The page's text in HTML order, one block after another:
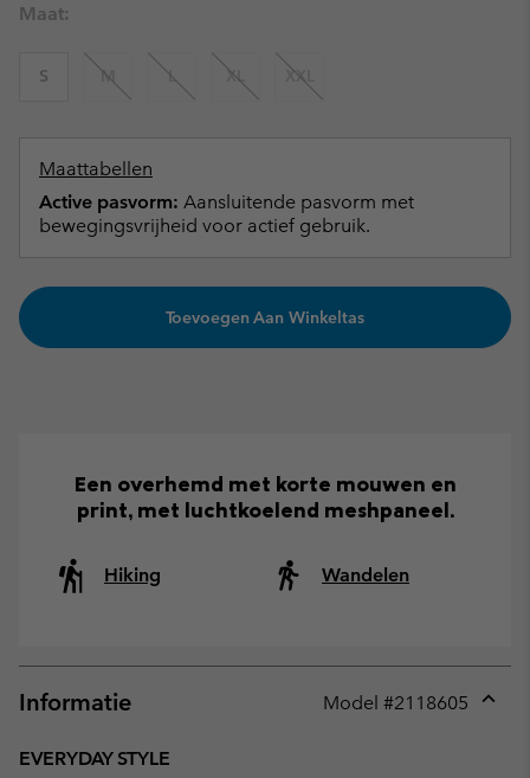
Maat:
S M L XL XXL
Maattabellen
Active pasvorm: Aansluitende pasvorm met
bewegingsvrijheid voor actief gebruik.
Toevoegen Aan Winkeltas
Een overhemd met korte mouwen en
print, met luchtkoelend meshpaneel.
Hiking Wandelen
Informatie Model #2118605
EVERYDAY STYLE